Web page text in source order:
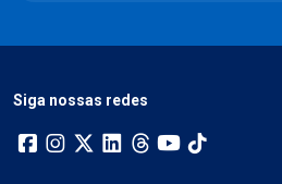
Siga nossas redes